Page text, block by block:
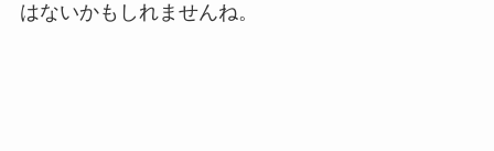
はないかもしれませんね。